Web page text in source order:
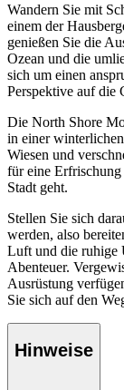
Wandern Sie mit
einem der
genießen Sie die
Ozean und die
sich um einen
Perspektive auf die
Die North Shore
in einer
Wiesen und
für eine
Stadt geht.
Stellen Sie sich
werden, also
Luft und die ruhige
Abenteuer.
Ausrüstung
Sie sich auf den
Hinweise